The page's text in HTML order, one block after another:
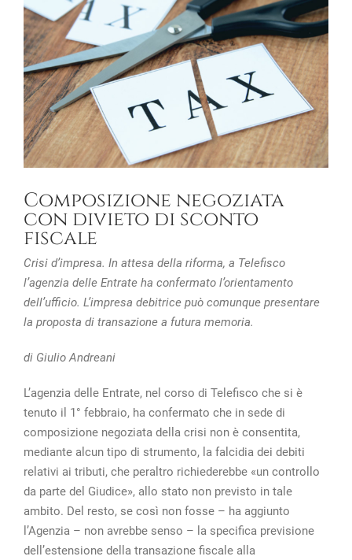
Image
Composizione negoziata
con divieto di sconto
fiscale
Crisi d’impresa. In attesa della riforma, a Telefisco
l’agenzia delle Entrate ha confermato l’orientamento
dell’ufficio. L’impresa debitrice può comunque presentare
la proposta di transazione a futura memoria.
di Giulio Andreani
L’agenzia delle Entrate, nel corso di Telefisco che si è
tenuto il 1° febbraio, ha confermato che in sede di
composizione negoziata della crisi non è consentita,
mediante alcun tipo di strumento, la falcidia dei debiti
relativi ai tributi, che peraltro richiederebbe «un controllo
da parte del Giudice», allo stato non previsto in tale
ambito. Del resto, se così non fosse – ha aggiunto
l’Agenzia – non avrebbe senso – la specifica previsione
dell’estensione della transazione fiscale alla